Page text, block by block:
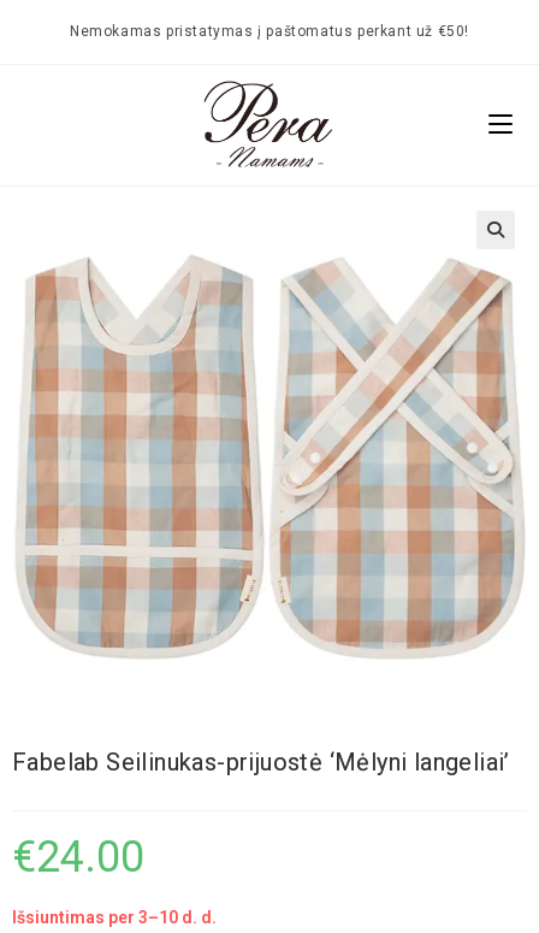
Nemokamas pristatymas į paštomatus perkant už €50!
Fabelab Seilinukas-prijuostė ‘Mėlyni langeliai’
€24.00
Išsiuntimas per 3–10 d. d.